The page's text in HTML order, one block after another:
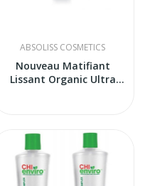
ABSOLISS COSMETICS
Nouveau Matifiant
Lissant Organic Ultra